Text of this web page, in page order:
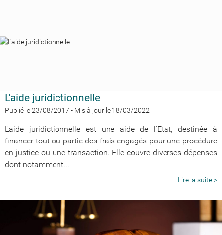
L'aide juridictionnelle
Publié le 23/08/2017 - Mis à jour le 18/03/2022
L'aide juridictionnelle est une aide de l'Etat, destinée à
financer tout ou partie des frais engagés pour une procédure
en justice ou une transaction. Elle couvre diverses dépenses
dont notamment...
Lire la suite >